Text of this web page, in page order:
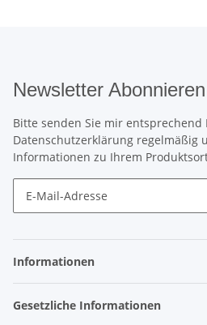
Newsletter Abonnieren
Bitte senden Sie mir entsprechend
Datenschutzerklärung regelmäßig
Informationen zu Ihrem
Informationen
Gesetzliche Informationen